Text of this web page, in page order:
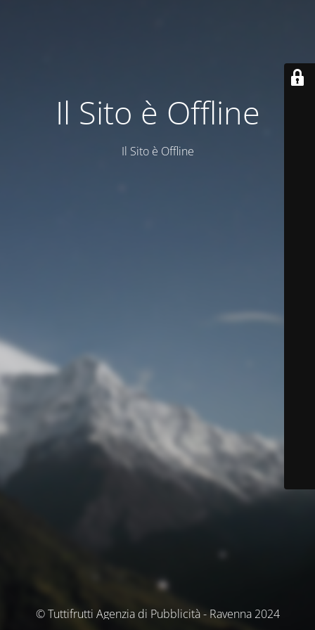
Il Sito è Offline
Il Sito è Offline
© Tuttifrutti Agenzia di Pubblicità - Ravenna 2024